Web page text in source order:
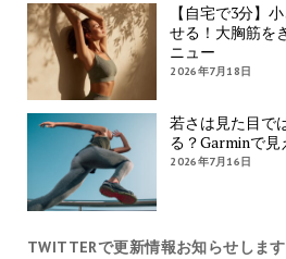
【自宅で3分】
せる！大胸筋を
ニュー
2026年7月18日
若さは見た目で
る？Garminで見
2026年7月16日
TWITTERで更新情報お知らせしま